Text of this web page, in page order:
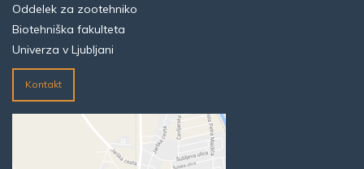
Oddelek za zootehniko
Biotehniška fakulteta
Univerza v Ljubljani
Kontakt